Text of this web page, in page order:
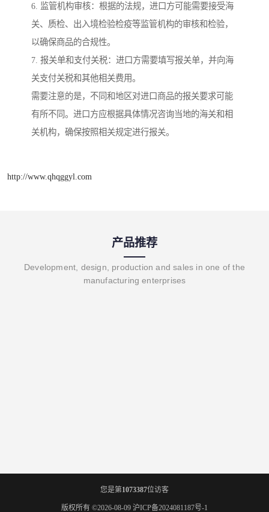
6. 监管机构审核：根据的法规，进口方可能需要接受海
关、质检、出入境检验检疫等监管机构的审核和检验，
以确保商品的合规性。
7. 报关单和支付关税：进口方需要填写报关单，并向海
关支付关税和其他相关费用。
需要注意的是，不同和地区对进口商品的报关要求可能
有所不同。进口方应根据具体情况咨询当地的海关和相
关机构，确保按照相关规定进行报关。
http://www.qhqggyl.com
产品推荐
Development, design, production and sales in one of the
manufacturing enterprises
您是第1073387位访客
版权所有 ©2026-08-09 沪ICP备2024081187号-1